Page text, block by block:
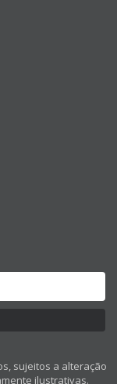
sujeitos a alteração
ilustrativas.